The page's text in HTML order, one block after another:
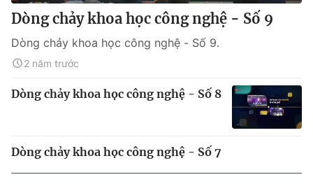
Dòng chảy khoa học công nghệ - Số 9
Dòng chảy khoa học công nghệ - Số 9.
2 năm trước
Dòng chảy khoa học công nghệ - Số 8
Dòng chảy khoa học công nghệ - Số 7